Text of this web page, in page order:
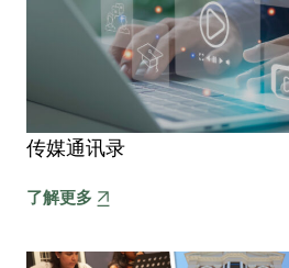
传媒通讯录
了解更多